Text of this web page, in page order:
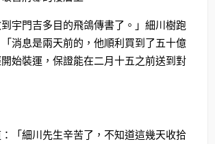
到宇門吉多目的飛鴿傳書了。」細川樹跑
消息是兩天前的，他順利買到了五十億
始裝運，保證能在二月十五之前送到對
「細川先生辛苦了，不知道這幾天收拾